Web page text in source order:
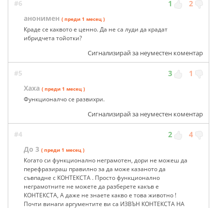
#6 1 2
анонимен ( преди 1 месец )
Краде се каквото е ценно. Да не са луди да крадат
ибридчета тойотки?
Сигнализирай за неуместен коментар
#5 3 1
Хаха ( преди 1 месец )
Функционалчо се развихри.
Сигнализирай за неуместен коментар
#4 2 4
До 3 ( преди 1 месец )
Когато си функционално неграмотен, дори не можеш да
перефразираш правилно за да може казаното да
съвпадне с КОНТЕКСТА . Просто функционално
неграмотните не можете да разберете какъв е
КОНТЕКСТА, А даже не знаете какво е това животно !
Почти винаги аргументите ви са ИЗВЪН КОНТЕКСТА НА